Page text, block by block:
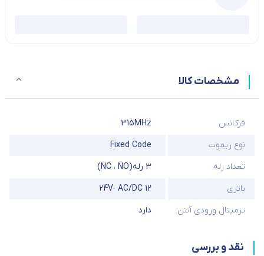
مشخصات کالا
فرکانس
315MHz
نوع ریموت
Fixed Code
تعداد رله
3 رله(NC ، NO)
باتری
24V- AC/DC 12
ترمینال ورودی آنتن
دارد
نقد و بررسی